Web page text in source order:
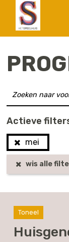
actueel
Actieve
mei
wis alle
Toneel